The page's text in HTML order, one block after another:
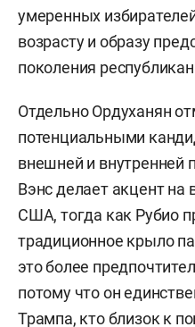
умеренных
возрасту и образу
поколения
Отдельно Ордуханян
потенциальными
внешней и внутренней
Вэнс делает акцент на
США, тогда как Рубио
традиционное крыло
это более
потому что он
Трампа, кто близок к